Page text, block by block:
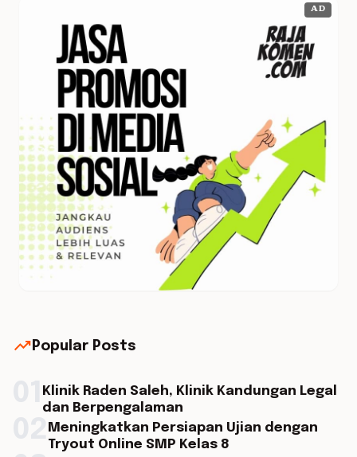
AD
trending_up Popular Posts
Klinik Raden Saleh, Klinik Kandungan Legal
dan Berpengalaman
Meningkatkan Persiapan Ujian dengan
Tryout Online SMP Kelas 8